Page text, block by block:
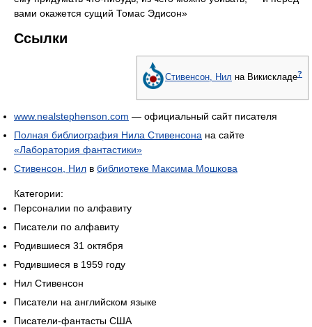
вами окажется сущий Томас Эдисон»
Ссылки
Стивенсон, Нил на Викискладе?
www.nealstephenson.com — официальный сайт писателя
Полная библиография Нила Стивенсона на сайте
«Лаборатория фантастики»
Стивенсон, Нил в библиотеке Максима Мошкова
Категории:
Персоналии по алфавиту
Писатели по алфавиту
Родившиеся 31 октября
Родившиеся в 1959 году
Нил Стивенсон
Писатели на английском языке
Писатели-фантасты США